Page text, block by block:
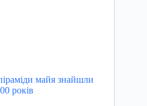
майя знайшли
років